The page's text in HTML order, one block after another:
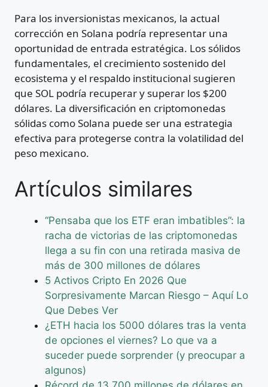
Para los inversionistas mexicanos, la actual
corrección en Solana podría representar una
oportunidad de entrada estratégica. Los sólidos
fundamentales, el crecimiento sostenido del
ecosistema y el respaldo institucional sugieren
que SOL podría recuperar y superar los $200
dólares. La diversificación en criptomonedas
sólidas como Solana puede ser una estrategia
efectiva para protegerse contra la volatilidad del
peso mexicano.
Artículos similares
“Pensaba que los ETF eran imbatibles”: la
racha de victorias de las criptomonedas
llega a su fin con una retirada masiva de
más de 300 millones de dólares
5 Activos Cripto En 2026 Que
Sorpresivamente Marcan Riesgo – Aquí Lo
Que Debes Ver
¿ETH hacia los 5000 dólares tras la venta
de opciones el viernes? Lo que va a
suceder puede sorprender (y preocupar a
algunos)